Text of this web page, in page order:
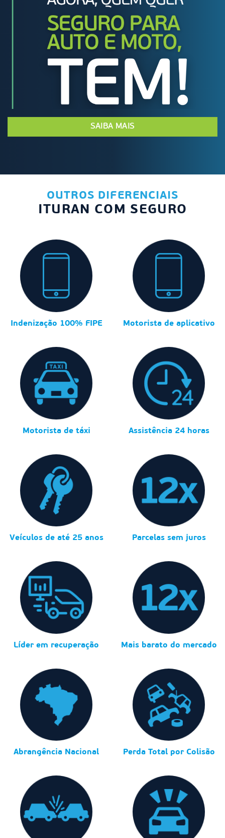
SAIBA MAIS
OUTROS DIFERENCIAIS
ITURAN COM SEGURO
Indenização 100% FIPE Motorista de aplicativo
Motorista de táxi Assistência 24 horas
Veículos de até 25 anos Parcelas sem juros
Líder em recuperação Mais barato do mercado
Abrangência Nacional Perda Total por Colisão